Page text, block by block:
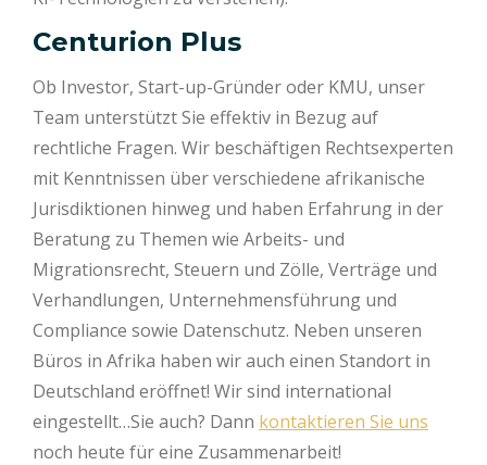
Centurion Plus
Ob Investor, Start-up-Gründer oder KMU, unser
Team unterstützt Sie effektiv in Bezug auf
rechtliche Fragen. Wir beschäftigen Rechtsexperten
mit Kenntnissen über verschiedene afrikanische
Jurisdiktionen hinweg und haben Erfahrung in der
Beratung zu Themen wie Arbeits- und
Migrationsrecht, Steuern und Zölle, Verträge und
Verhandlungen, Unternehmensführung und
Compliance sowie Datenschutz. Neben unseren
Büros in Afrika haben wir auch einen Standort in
Deutschland eröffnet! Wir sind international
eingestellt…Sie auch? Dann kontaktieren Sie uns
noch heute für eine Zusammenarbeit!